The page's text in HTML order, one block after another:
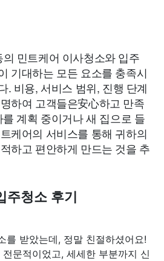
민트케어 이사청소와 입주
기대하는 모든 요소를 충족시
. 비용, 서비스 범위, 진행 단계
하여 고객들은安心하고 만족
계획 중이거나 새 집으로 들
케어의 서비스를 통해 귀하의
하고 편안하게 만드는 것을 추
주청소 후기
를 받았는데, 정말 친절하셨어요!
문적이었고, 세세한 부분까지 신